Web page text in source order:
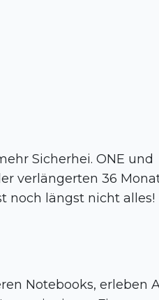
Sicherhei. ONE und
verlängerten 36
noch längst nicht alles!
Notebooks, erleben